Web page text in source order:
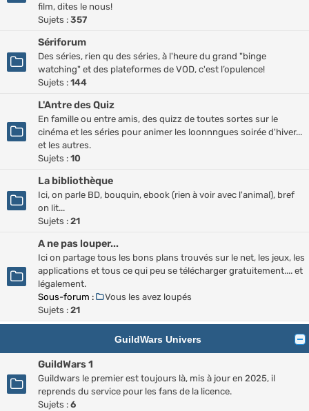
film, dites le nous!
Sujets : 357
Sériforum
Des séries, rien qu des séries, à l'heure du grand "binge
watching" et des plateformes de VOD, c'est l’opulence!
Sujets : 144
L'Antre des Quiz
En famille ou entre amis, des quizz de toutes sortes sur le
cinéma et les séries pour animer les loonnngues soirée d'hiver...
et les autres.
Sujets : 10
La bibliothèque
Ici, on parle BD, bouquin, ebook (rien à voir avec l'animal), bref
on lit...
Sujets : 21
A ne pas louper...
Ici on partage tous les bons plans trouvés sur le net, les jeux, les
applications et tous ce qui peu se télécharger gratuitement.... et
légalement.
Sous-forum :
Vous les avez loupés
Sujets : 21
GuildWars Univers
GuildWars 1
Guildwars le premier est toujours là, mis à jour en 2025, il
reprends du service pour les fans de la licence.
Sujets : 6